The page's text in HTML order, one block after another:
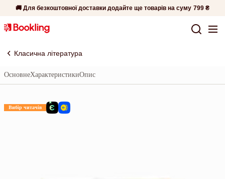
🚚 Для безкоштовної доставки додайте ще товарів на суму 799 ₴
Класична література
ОсновнеХарактеристикиОпис
Вибір читачів